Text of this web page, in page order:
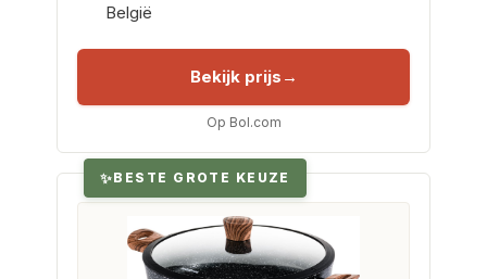
België
Bekijk prijs
Op Bol.com
BESTE GROTE KEUZE